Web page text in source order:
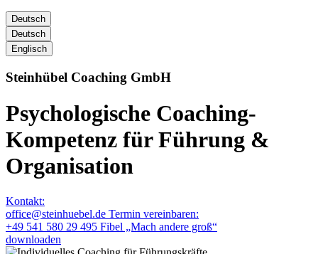
Deutsch
Deutsch
Englisch
Steinhübel Coaching GmbH
Psychologische Coaching-
Kompetenz fürFührung &
Organisation
Kontakt:
office@steinhuebel.de Termin vereinbaren:
+49 541 580 29 495 Fibel „Mach andere groß“
downloaden